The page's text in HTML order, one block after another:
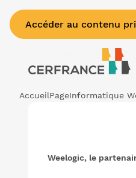
Accéder au contenu
AccueilPageInformatique
Weelogic, le